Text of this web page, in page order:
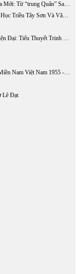
Vũ Ngự Chiêu: Sự Hình Thành Phong Trào Quốc Gia Mới: Từ “trung Quân” Sang “ái Quốc”
Nguyễn Phạm Hùng: Về Tính Thống Nhất Giữa Văn Học Triều Tây Sơn Và Văn Học Triều Nguyễn
Nguyễn Nam Trân: Văn Học Đại Chúng Nhật Bản Hiện Đại: Tiểu Thuyết Trinh Thám Và Khoa Học Giả Tưởng
Nguyễn Văn Lục: 20 Năm Triết Học Tây Phương Ở Miền Nam Việt Nam 1955 - 1975
Lê Đạt